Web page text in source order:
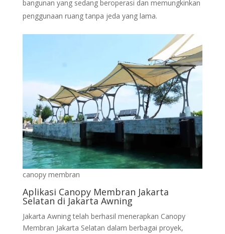
bangunan yang sedang beroperasi dan memungkinkan
penggunaan ruang tanpa jeda yang lama.
canopy membran
Aplikasi Canopy Membran Jakarta
Selatan di Jakarta Awning
Jakarta Awning telah berhasil menerapkan Canopy
Membran Jakarta Selatan dalam berbagai proyek,